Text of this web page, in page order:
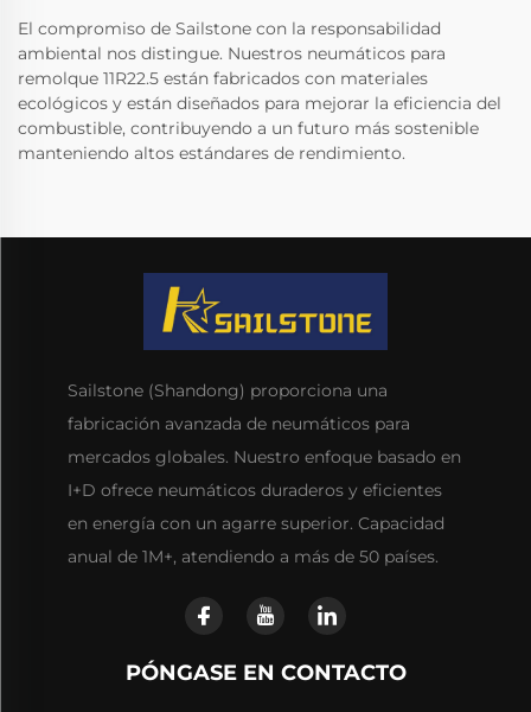
El compromiso de Sailstone con la responsabilidad
ambiental nos distingue. Nuestros neumáticos para
remolque 11R22.5 están fabricados con materiales
ecológicos y están diseñados para mejorar la eficiencia del
combustible, contribuyendo a un futuro más sostenible
manteniendo altos estándares de rendimiento.
Sailstone (Shandong) proporciona una
fabricación avanzada de neumáticos para
mercados globales. Nuestro enfoque basado en
I+D ofrece neumáticos duraderos y eficientes
en energía con un agarre superior. Capacidad
anual de 1M+, atendiendo a más de 50 países.
PÓNGASE EN CONTACTO